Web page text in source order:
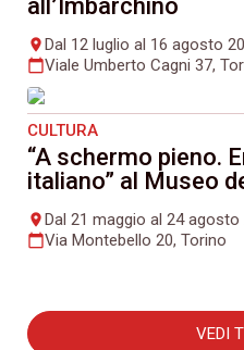
all’Imbarchino
placeDal 12 luglio al 16 agosto
calendar_todayViale Umberto Cagni 37,
CULTURA
“A schermo pieno.
italiano” al Museo
placeDal 21 maggio al 24 agosto
calendar_todayVia Montebello 20, Torino
VEDI